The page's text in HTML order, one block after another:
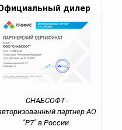
дилер
СНАБСОФТ -
партнер АО
"Р7" в России.